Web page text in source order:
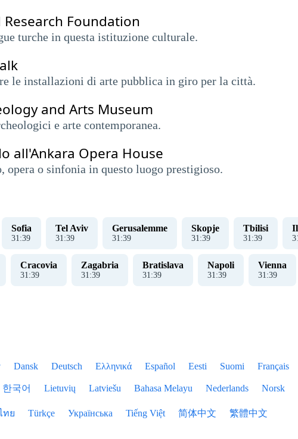
Foundation
turche in questa istituzione culturale.
le installazioni di arte pubblica in giro per la città.
and Arts Museum
e arte contemporanea.
all'Ankara Opera House
opera o sinfonia in questo luogo prestigioso.
Sofia
31:39
Tel Aviv
31:39
Gerusalemme
31:39
Skopje
31:39
Tbilisi
31:39
Cracovia
31:39
Zagabria
31:39
Bratislava
31:39
Napoli
31:39
Vienna
31:39
Dansk Deutsch Ελληνικά Español Eesti Suomi Français
한국어 Lietuvių Latviešu Bahasa Melayu Nederlands Norsk
ทย Türkçe Українська Tiếng Việt 简体中文 繁體中文